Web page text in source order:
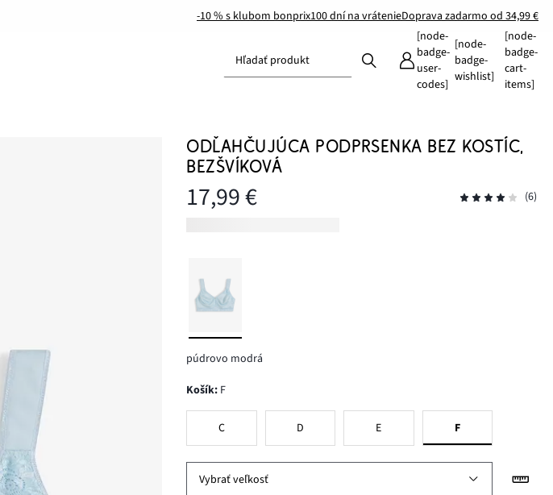
-10 % s klubom bonprix100 dní na vrátenieDoprava zadarmo od 34,99 €
Hľadať produkt
[node-
badge-
user-
codes]
[node-
badge-
wishlist]
[node-
badge-
cart-
items]
ODĽAHČUJÚCA PODPRSENKA BEZ KOSTÍC,
BEZŠVÍKOVÁ
17,99 € (6)
púdrovo modrá
Košík: F
C D E F
Vybrať veľkosť